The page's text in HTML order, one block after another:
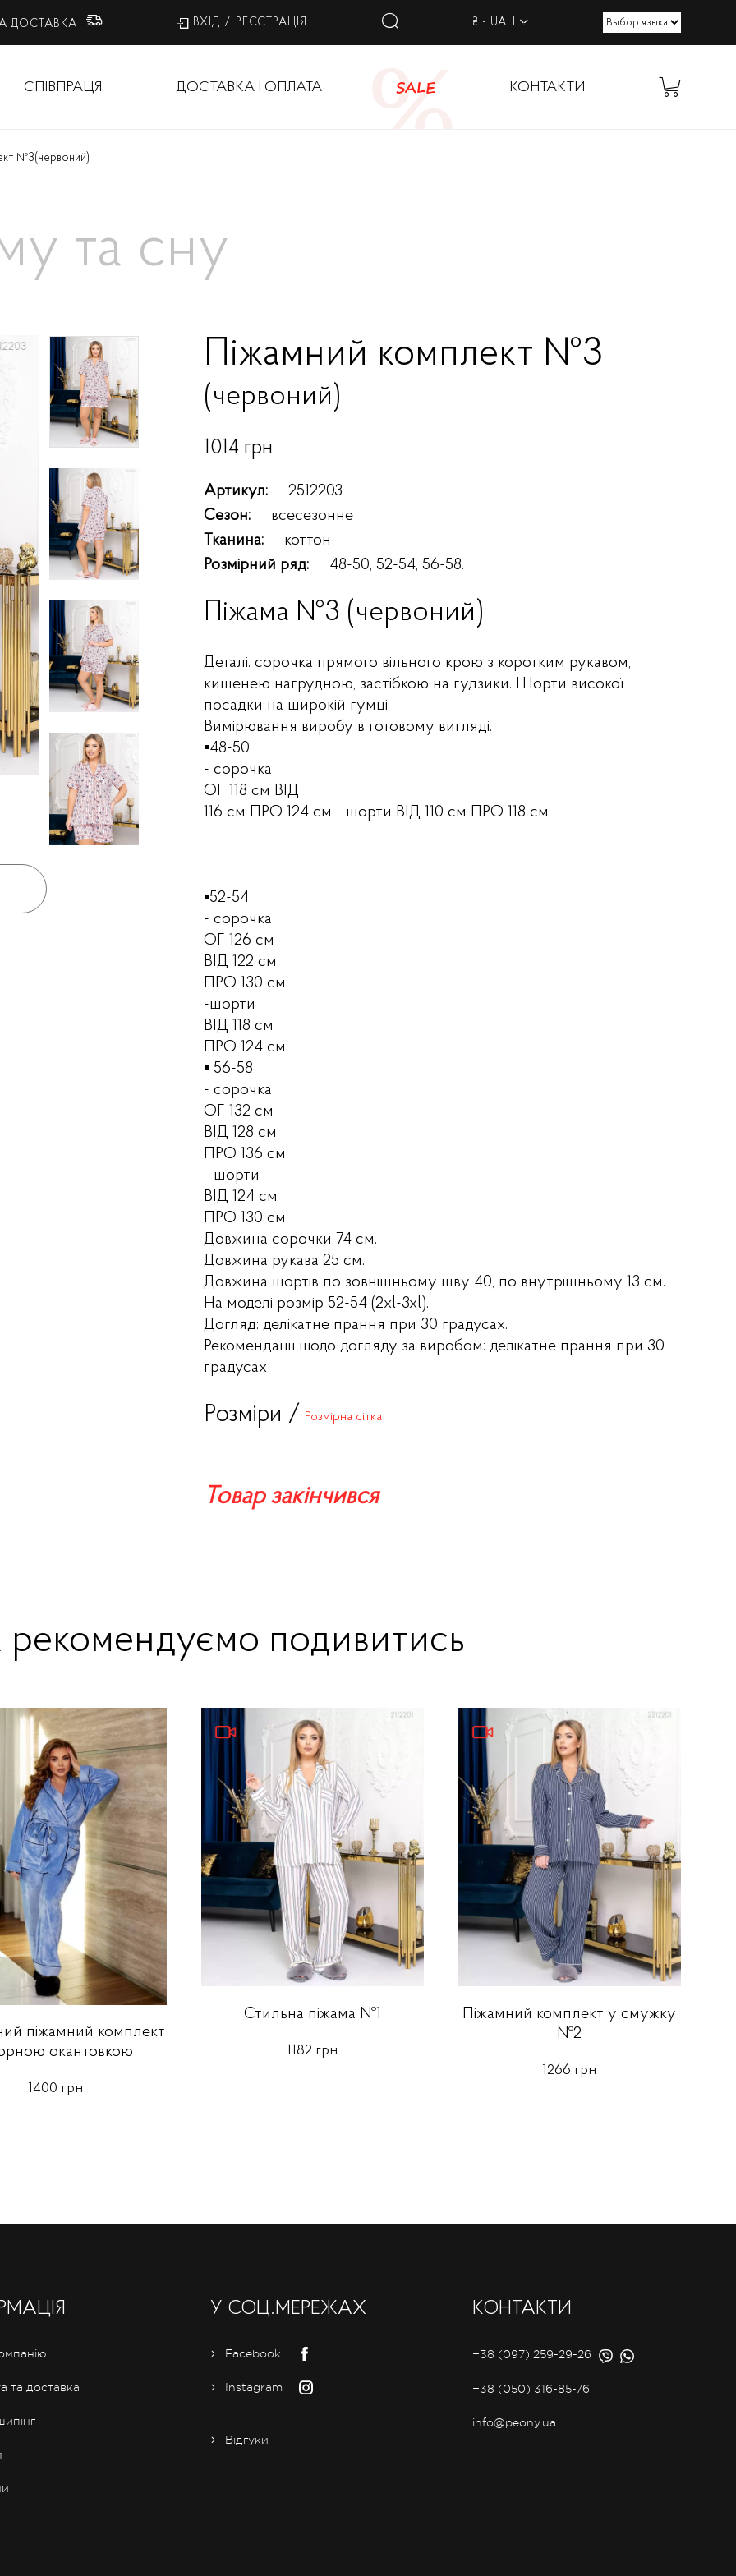
ДОСТАВКА ВХІД / РЕЄСТРАЦІЯ ₴ - UAH
СПІВПРАЦЯ ДОСТАВКА І ОПЛАТА SALE КОНТАКТИ
№3(червоний)
та сну
Піжамний комплект №3
(червоний)
1014 грн
Артикул:
2512203
Сезон:
всесезонне
Тканина:
коттон
Розмірний ряд:
48-50, 52-54, 56-58.
Піжама №3 (червоний)
Деталі: сорочка прямого вільного крою з коротким рукавом,
кишенею нагрудною, застібкою на гудзики. Шорти високої
посадки на широкій гумці.
Вимірювання виробу в готовому вигляді:
▪️48-50
- сорочка
ОГ 118 см ВІД
116 см ПРО 124 см - шорти ВІД 110 см ПРО 118 см
▪️52-54
- сорочка
ОГ 126 см
ВІД 122 см
ПРО 130 см
-шорти
ВІД 118 см
ПРО 124 см
▪️ 56-58
- сорочка
ОГ 132 см
ВІД 128 см
ПРО 136 см
- шорти
ВІД 124 см
ПРО 130 см
Довжина сорочки 74 см.
Довжина рукава 25 см.
Довжина шортів по зовнішньому шву 40, по внутрішньому 13 см.
На моделі розмір 52-54 (2xl-3xl).
Догляд: делікатне прання при 30 градусах.
Рекомендації щодо догляду за виробом: делікатне прання при 30
градусах
Розміри / Розмірна сітка
Товар закінчився
рекомендуємо подивитись
піжамний комплект
окантовкою
1400 грн
Стильна піжама №1
1182 грн
Піжамний комплект у смужку
№2
1266 грн
та доставка
У СОЦ.МЕРЕЖАХ
Facebook
Instagram
Відгуки
КОНТАКТИ
+38 (097) 259-29-26
+38 (050) 316-85-76
info@peony.ua